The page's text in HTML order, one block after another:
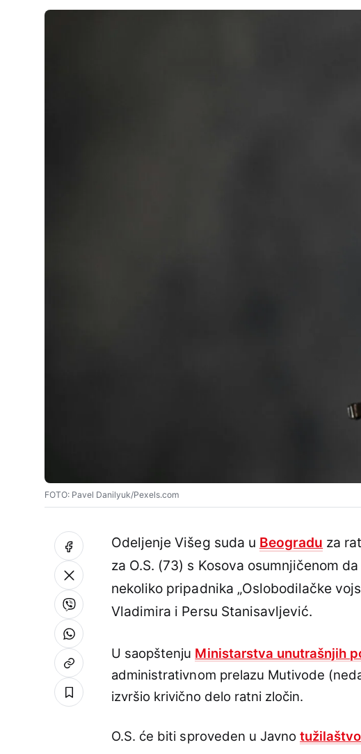
FOTO: Pavel Danilyuk/Pexels.com
Odeljenje Višeg suda u Beogradu za
za O.S. (73) s Kosova osumnjičenom
nekoliko pripadnika „Oslobodilačke
Vladimira i Persu Stanisavljević.
U saopštenju Ministarstva unutrašnjih
administrativnom prelazu Mutivode
izvršio krivično delo ratni zločin.
O.S. će biti sproveden u Javnotužilaštvo